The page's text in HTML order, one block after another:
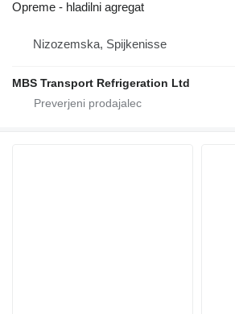
Opreme - hladilni agregat
Nizozemska, Spijkenisse
MBS Transport Refrigeration Ltd